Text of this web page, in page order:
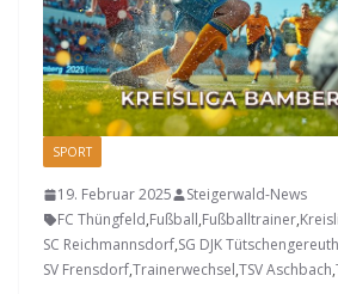
SPORT
19. Februar 2025
Steigerwald-News
FC Thüngfeld,Fußball,Fußballtrainer,
SC Reichmannsdorf,SG DJK
SV Frensdorf,Trainerwechsel,TSV Aschbach,